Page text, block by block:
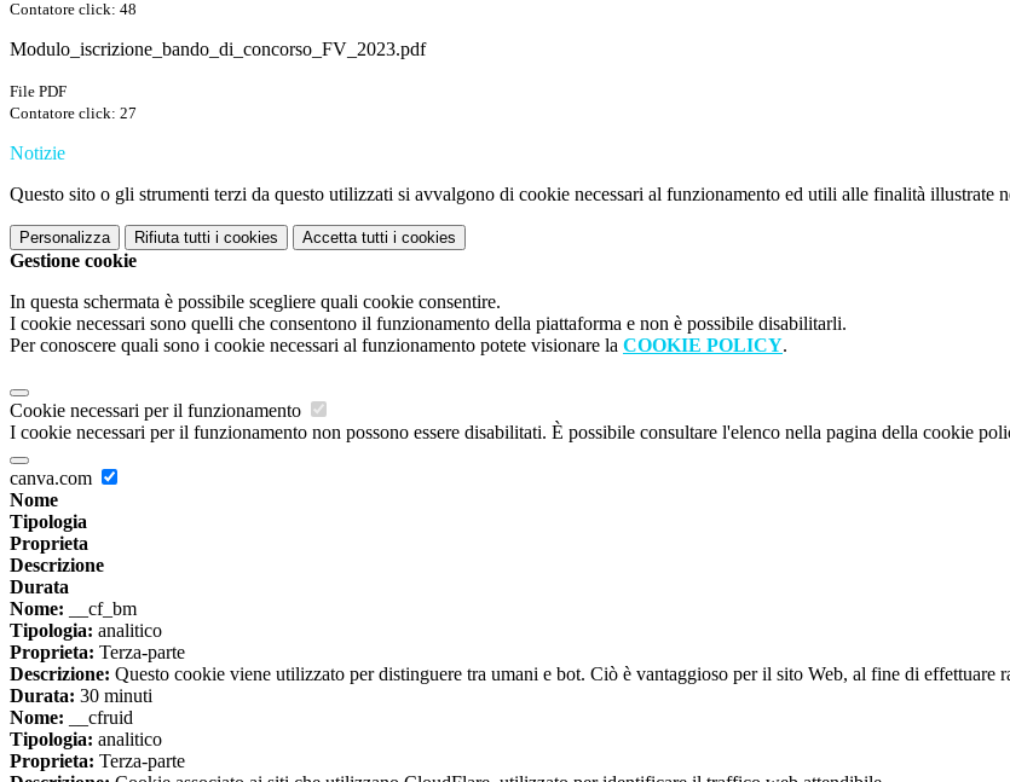
Contatore click: 48
Modulo_iscrizione_bando_di_concorso_FV_2023.pdf
File PDF
Contatore click: 27
Notizie
Questo sito o gli strumenti terzi da questo utilizzati si avvalgono di cookie necessari al funzionamento ed utili alle finalità illustrate
Personalizza Rifiuta tutti i cookies Accetta tutti i cookies
Gestione cookie
In questa schermata è possibile scegliere quali cookie consentire.
I cookie necessari sono quelli che consentono il funzionamento della piattaforma e non è possibile disabilitarli.
Per conoscere quali sono i cookie necessari al funzionamento potete visionare la COOKIE POLICY.
Cookie necessari per il funzionamento
I cookie necessari per il funzionamento non possono essere disabilitati. È possibile consultare l'elenco nella pagina della cookie
canva.com
Nome
Tipologia
Proprieta
Descrizione
Durata
Nome: __cf_bm
Tipologia: analitico
Proprieta: Terza-parte
Descrizione: Questo cookie viene utilizzato per distinguere tra umani e bot. Ciò è vantaggioso per il sito Web, al fine di
Durata: 30 minuti
Nome: __cfruid
Tipologia: analitico
Proprieta: Terza-parte